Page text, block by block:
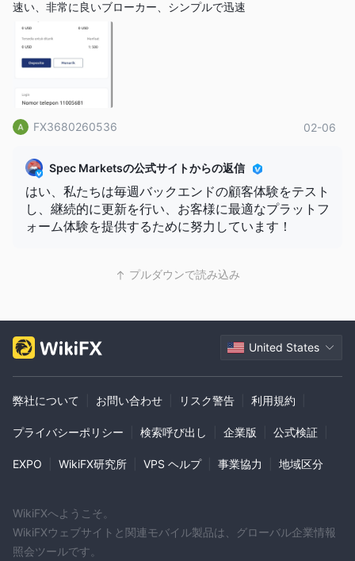
速い、非常に良いブローカー、シンプルで迅速
FX3680260536 02-06
Spec Marketsの公式サイトからの返信
はい、私たちは毎週バックエンドの顧客体験をテスト
し、継続的に更新を行い、お客様に最適なプラットフ
ォーム体験を提供するために努力しています！
プルダウンで読み込み
United States
弊社について お問い合わせ リスク警告 利用規約
プライバシーポリシー 検索呼び出し 企業版 公式検証
EXPO WikiFX研究所 VPS ヘルプ 事業協力 地域区分
WikiFXへようこそ。
WikiFXウェブサイトと関連モバイル製品は、グローバル企業情報
照会ツールです。